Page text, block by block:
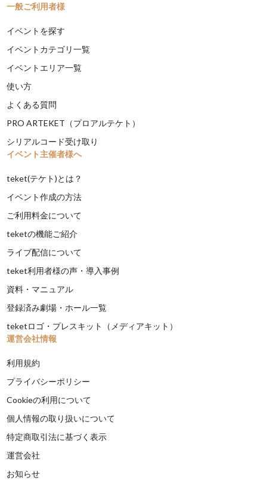
一般ご利用者様
イベントを探す
イベントカテゴリ一覧
イベントエリア一覧
使い方
よくある質問
PRO ARTEKET（プロアルテケト）
シリアルコード受け取り
イベント主催者様へ
teket(テケト)とは？
イベント作成の方法
ご利用料金について
teketの機能ご紹介
ライブ配信について
teket利用者様の声・導入事例
資料・マニュアル
登録済み劇場・ホール一覧
teketロゴ・プレスキット（メディアキット）
運営会社情報
利用規約
プライバシーポリシー
Cookieの利用について
個人情報の取り扱いについて
特定商取引法に基づく表示
運営会社
お知らせ